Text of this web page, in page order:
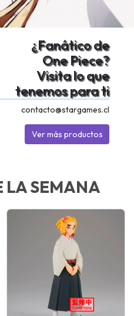
¿Fanático de
One Piece?
Visita lo que
tenemos para ti
contacto@stargames.cl
Ver más productos
LA SEMANA